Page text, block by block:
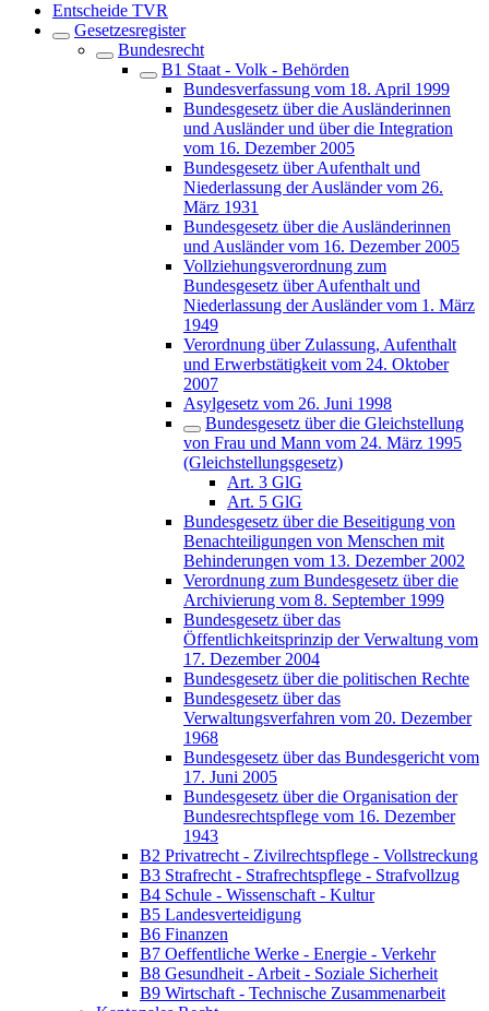
Entscheide TVR
Gesetzesregister
Bundesrecht
B1 Staat - Volk - Behörden
Bundesverfassung vom 18. April 1999
Bundesgesetz über die Ausländerinnen
und Ausländer und über die Integration
vom 16. Dezember 2005
Bundesgesetz über Aufenthalt und
Niederlassung der Ausländer vom 26.
März 1931
Bundesgesetz über die Ausländerinnen
und Ausländer vom 16. Dezember 2005
Vollziehungsverordnung zum
Bundesgesetz über Aufenthalt und
Niederlassung der Ausländer vom 1. März
1949
Verordnung über Zulassung, Aufenthalt
und Erwerbstätigkeit vom 24. Oktober
2007
Asylgesetz vom 26. Juni 1998
Bundesgesetz über die Gleichstellung
von Frau und Mann vom 24. März 1995
(Gleichstellungsgesetz)
Art. 3 GlG
Art. 5 GlG
Bundesgesetz über die Beseitigung von
Benachteiligungen von Menschen mit
Behinderungen vom 13. Dezember 2002
Verordnung zum Bundesgesetz über die
Archivierung vom 8. September 1999
Bundesgesetz über das
Öffentlichkeitsprinzip der Verwaltung vom
17. Dezember 2004
Bundesgesetz über die politischen Rechte
Bundesgesetz über das
Verwaltungsverfahren vom 20. Dezember
1968
Bundesgesetz über das Bundesgericht vom
17. Juni 2005
Bundesgesetz über die Organisation der
Bundesrechtspflege vom 16. Dezember
1943
B2 Privatrecht - Zivilrechtspflege - Vollstreckung
B3 Strafrecht - Strafrechtspflege - Strafvollzug
B4 Schule - Wissenschaft - Kultur
B5 Landesverteidigung
B6 Finanzen
B7 Oeffentliche Werke - Energie - Verkehr
B8 Gesundheit - Arbeit - Soziale Sicherheit
B9 Wirtschaft - Technische Zusammenarbeit